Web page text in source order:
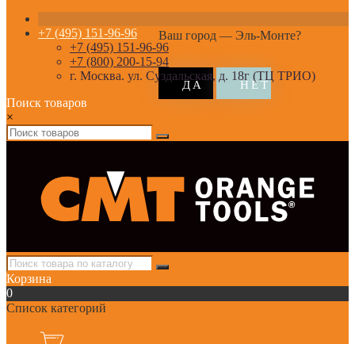
Ваш город — Эль-Монте?
+7 (495) 151-96-96
+7 (495) 151-96-96
+7 (800) 200-15-94
г. Москва. ул. Суздальская, д. 18г (ТЦ ТРИО)
Поиск товаров
×
Корзина
0
Список категорий